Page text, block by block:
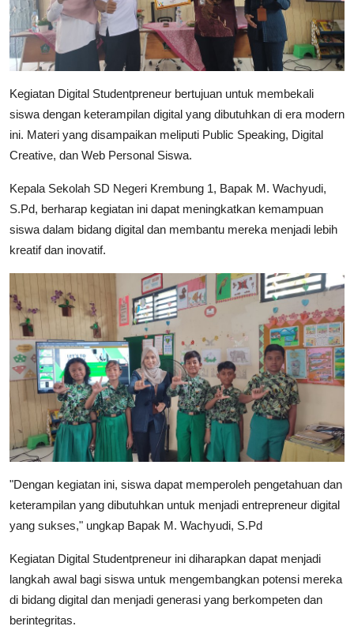
Kegiatan Digital Studentpreneur bertujuan untuk membekali
siswa dengan keterampilan digital yang dibutuhkan di era modern
ini. Materi yang disampaikan meliputi Public Speaking, Digital
Creative, dan Web Personal Siswa.
Kepala Sekolah SD Negeri Krembung 1, Bapak M. Wachyudi,
S.Pd, berharap kegiatan ini dapat meningkatkan kemampuan
siswa dalam bidang digital dan membantu mereka menjadi lebih
kreatif dan inovatif.
"Dengan kegiatan ini, siswa dapat memperoleh pengetahuan dan
keterampilan yang dibutuhkan untuk menjadi entrepreneur digital
yang sukses," ungkap Bapak M. Wachyudi, S.Pd
Kegiatan Digital Studentpreneur ini diharapkan dapat menjadi
langkah awal bagi siswa untuk mengembangkan potensi mereka
di bidang digital dan menjadi generasi yang berkompeten dan
berintegritas.